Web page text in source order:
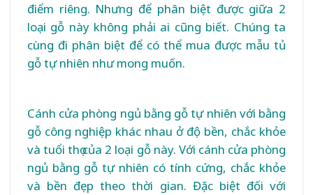
điểm riêng. Nhưng để phân biệt được giữa 2
loại gỗ này không phải ai cũng biết. Chúng ta
cùng đi phân biệt để có thể mua được mẫu tủ
gỗ tự nhiên như mong muốn.
Cánh cửa phòng ngủ bằng gỗ tự nhiên với bằng
gỗ công nghiệp khác nhau ở độ bền, chắc khỏe
và tuổi thọ của 2 loại gỗ này. Với cánh cửa phòng
ngủ bằng gỗ tự nhiên có tính cứng, chắc khỏe
và bền đẹp theo thời gian. Đặc biệt đối với